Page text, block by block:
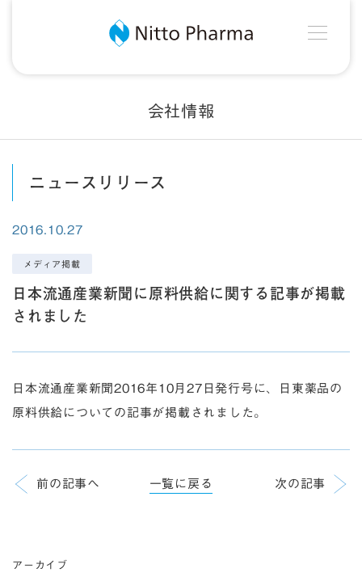
Nitto Pharma
会社情報
ニュースリリース
2016.10.27
メディア掲載
日本流通産業新聞に原料供給に関する記事が掲載
されました
日本流通産業新聞2016年10月27日発行号に、日東薬品の
原料供給についての記事が掲載されました。
前の記事へ 一覧に戻る 次の記事
アーカイブ